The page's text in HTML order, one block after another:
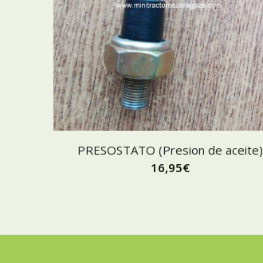
PRESOSTATO (Presion de aceite)
16,95€